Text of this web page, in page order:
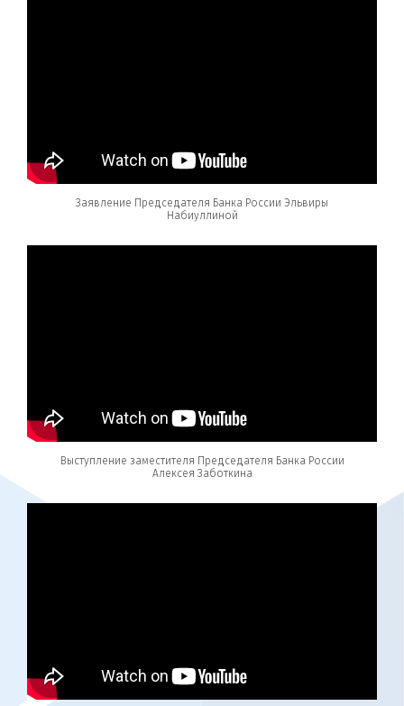
Заявление Председателя Банка России Эльвиры
Набиуллиной
Выступление заместителя Председателя Банка России
Алексея Заботкина